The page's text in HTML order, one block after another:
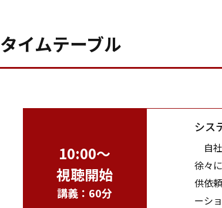
タイムテーブル
10:00～
視聴開始
講義：60分
シス
自
徐々
供依
ーシ